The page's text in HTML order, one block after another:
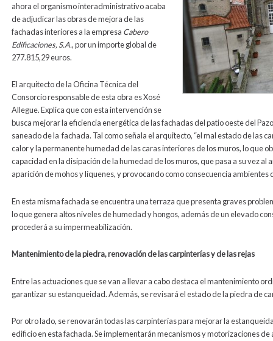
ahora el organismo interadministrativo acaba
de adjudicar las obras de mejora de las
fachadas interiores a la empresa Cabero
Edificaciones, S.A., por un importe global de
277.815,29euros.
El arquitecto de la Oficina Técnica del
Consorcio responsable de esta obra es Xosé
Allegue. Explica que con esta intervención se
busca mejorar la eficiencia energética de las fachadas del patio oeste del
saneado de la fachada. Tal como señala el arquitecto, “el mal estado de las
calor y la permanente humedad de las caras interiores de los muros, lo que
capacidad en la disipación de la humedad de los muros, que pasa a su vez
aparición de mohos y líquenes, y provocando como consecuencia ambientes
En esta misma fachada se encuentra una terraza que presenta graves
lo que genera altos niveles de humedad y hongos, además de un elevado
procederá a su impermeabilización.
Mantenimiento de la piedra, renovación de las carpinterías y de las rejas
Entre las actuaciones que se van a llevar a cabo destaca el mantenimiento
garantizar su estanqueidad. Además, se revisará el estado de la piedra de
Por otro lado, se renovarán todas las carpinterías para mejorar la
edificio en esta fachada. Se implementarán mecanismos y motorizaciones